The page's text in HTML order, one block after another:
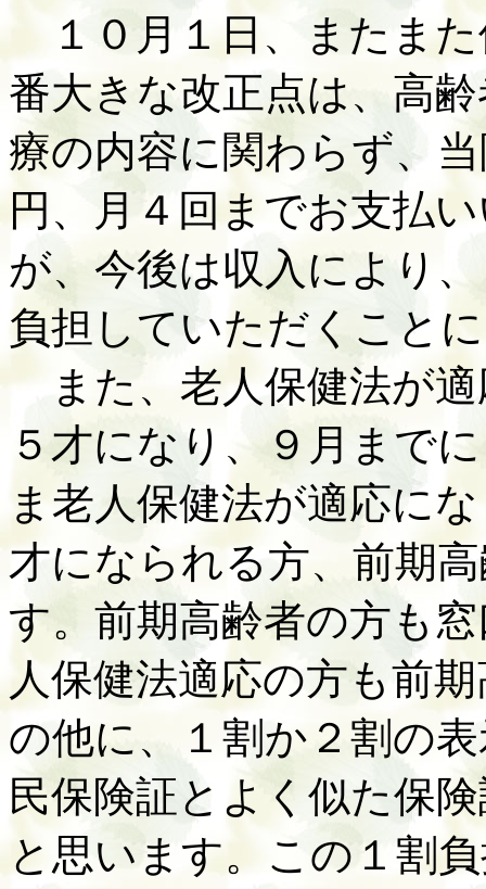
１０月１日、またま
番大きな改正点は、高
療の内容に関わらず、
円、月４回までお支払
が、今後は収入により
負担していただくこと
また、老人保健法が適
５才になり、９月まで
ま老人保健法が適応に
才になられる方、前期
す。前期高齢者の方も
人保健法適応の方も前
の他に、１割か２割の
民保険証とよく似た保
と思います。この１割